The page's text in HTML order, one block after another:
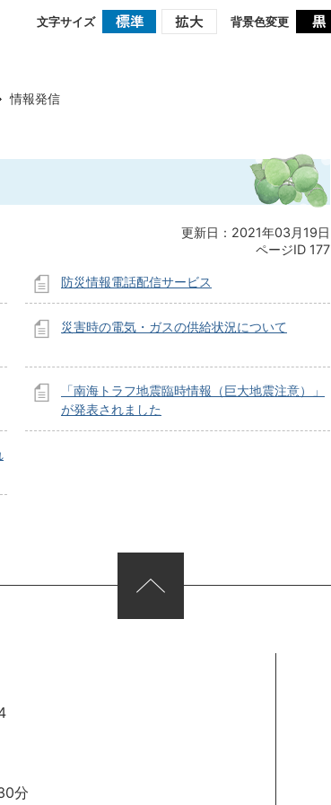
文字サイズ 背景色変更
情報発信
更新日：2021年03月19日
ページID 177
防災情報電話配信サービス
災害時の電気・ガスの供給状況について
「南海トラフ地震臨時情報（巨大地震注意）」
が発表されました
分